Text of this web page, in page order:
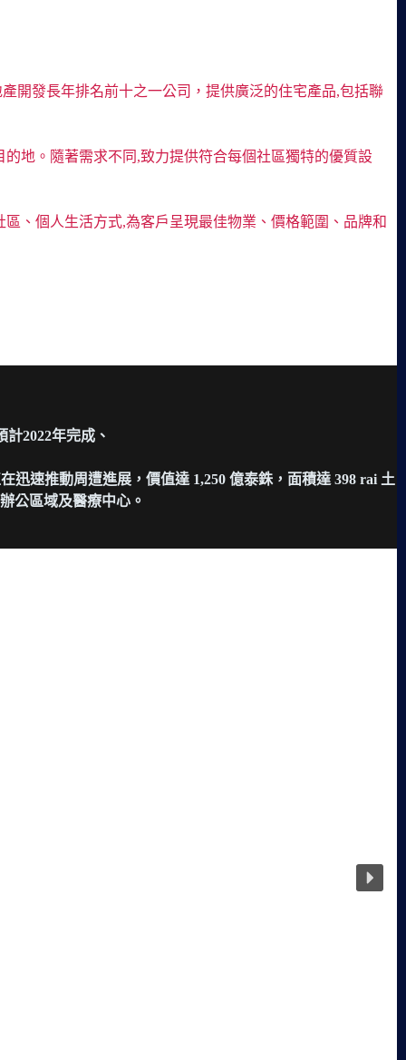
開發長年排名前十之一公司，提供廣泛的住宅產品,包括聯
地。隨著需求不同,致力提供符合每個社區獨特的優質設
、個人生活方式,為客戶呈現最佳物業、價格範圍、品牌和
2022年完成、
迅速推動周遭進展，價值達 1,250 億泰銖，面積達 398 rai 土
公區域及醫療中心。